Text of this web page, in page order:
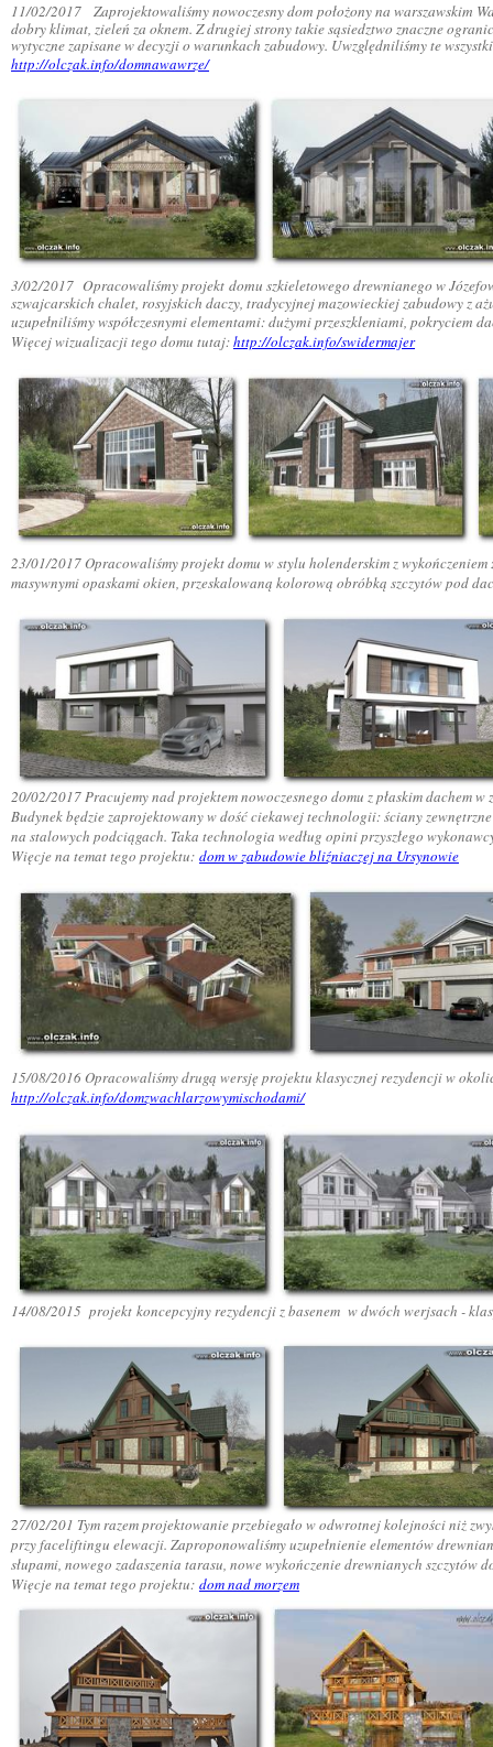
11/02/2017
Zaprojektowaliśmy nowoczesny dom położony na warszawskim
dobry klimat, zieleń za oknem. Z drugiej strony takie sąsiedztwo znaczne
wytyczne zapisane w decyzji o warunkach zabudowy. Uwzględniliśmy te
http://olczak.info/domnawawrze/
3/02/2017 Opracowaliśmy projekt domu szkieletowego drewnianego w
szwajcarskich chalet, rosyjskich daczy, tradycyjnej mazowieckiej zabudowy z
uzupełniliśmy współczesnymi elementami: dużymi przeszkleniami, pokryciem
Więcej wizualizacji tego domu tutaj:http://olczak.info/swidermajer
23/01/2017Opracowaliśmy projekt domu w stylu holenderskim z
masywnymi opaskami okien, przeskalowaną kolorową obróbką szczytów pod
20/02/2017 Pracujemy nad projektem nowoczesnego domu z płaskim dachem
Budynek będzie zaprojektowany w dość ciekawej technologii: ściany
na stalowych podciągach. Taka technologia według opini przyszłego
Więcje na temat tego projektu: dom w zabudowie bliźniaczej na Ursynowie
15/08/2016 Opracowaliśmy drugą wersję projektu klasycznej rezydencji w
http://olczak.info/domzwachlarzowymischodami/
14/08/2015 projekt koncepcyjnyrezydencji z basenem w dwóch werjsach -
27/02/201 Tym razem projektowanie przebiegało w odwrotnej kolejności niż
przy faceliftingu elewacji. Zaproponowaliśmy uzupełnienie elementów
słupami, nowego zadaszenia tarasu, nowe wykończenie drewnianych
Więcje na temat tego projektu: dom nad morzem